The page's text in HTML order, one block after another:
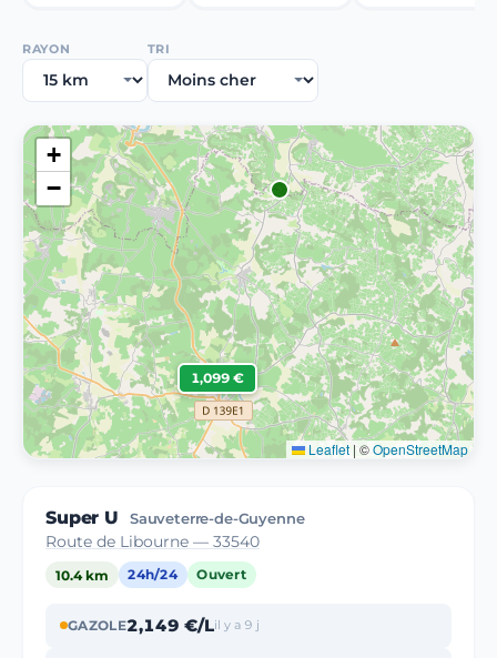
RAYON TRI
1,099 €
+
−
Leaflet | ©OpenStreetMap
Super U Sauveterre-de-Guyenne
Route de Libourne — 33540
10.4 km 24h/24 Ouvert
GAZOLE2,149 €/Lil y a 9 j